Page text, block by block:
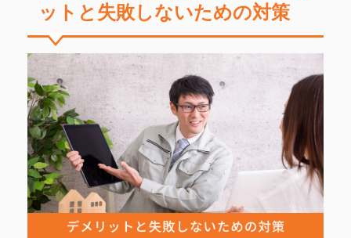
ットと失敗しないための対策